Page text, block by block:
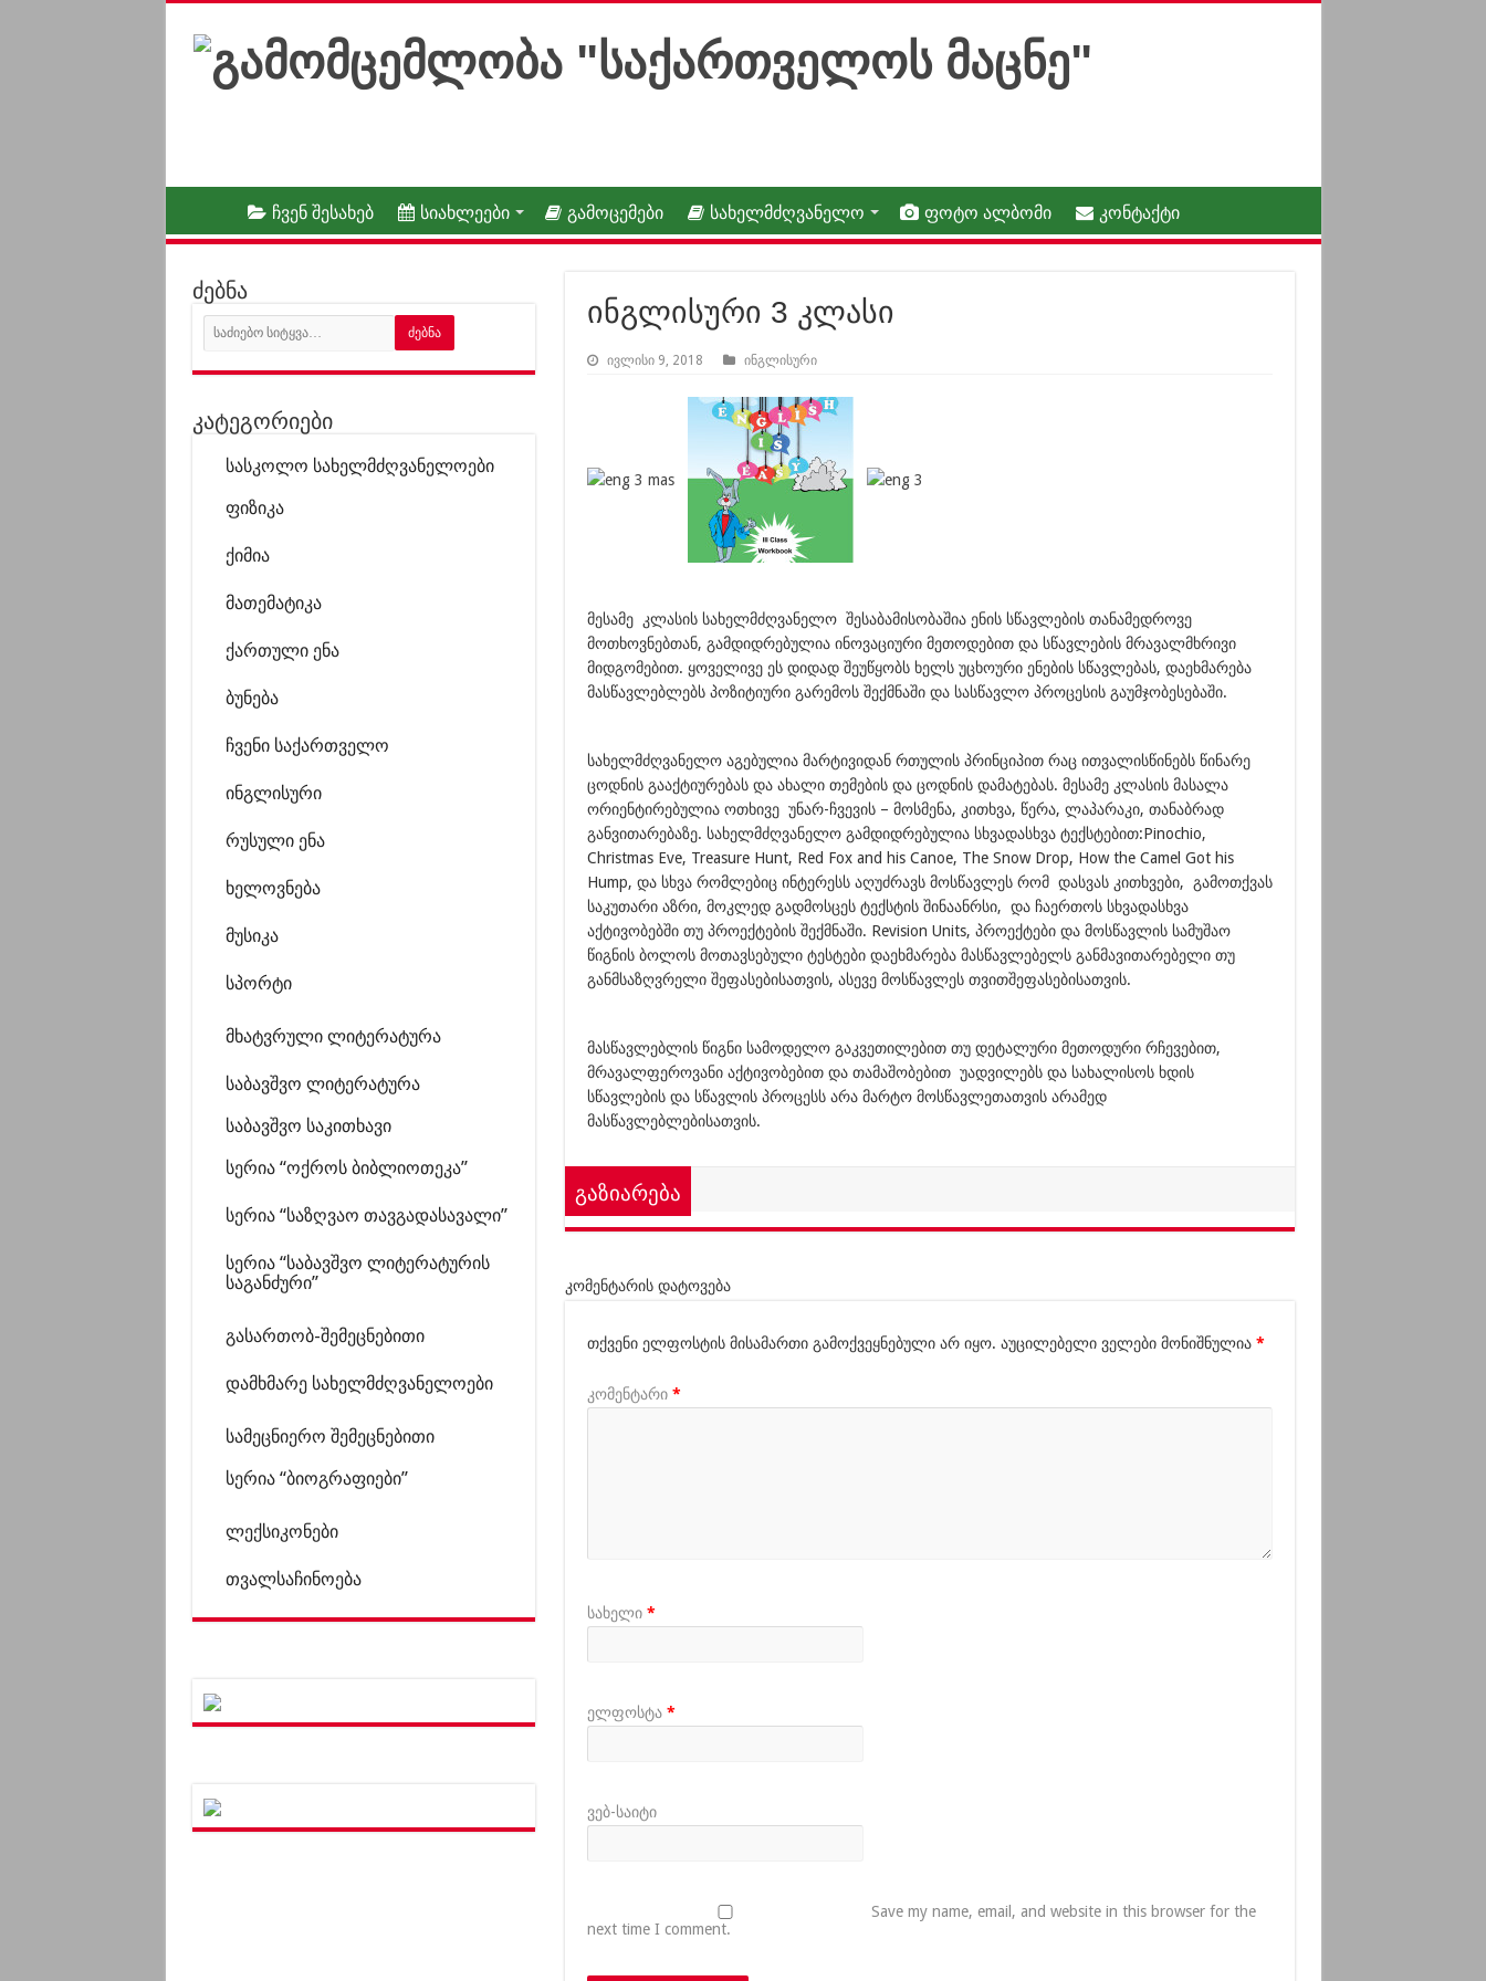
ჩვენ შესახებ სიახლეები გამოცემები სახელმძღვანელო ფოტო ალბომი კონტაქტი
ინგლისური 3 კლასი
ივლისი 9, 2018 ინგლისური
მესამე კლასის სახელმძღვანელო შესაბამისობაშია ენის სწავლების თანამედროვე
მოთხოვნებთან, გამდიდრებულია ინოვაციური მეთოდებით და სწავლების მრავალმხრივი
მიდგომებით. ყოველივე ეს დიდად შეუწყობს ხელს უცხოური ენების სწავლებას, დაეხმარება
მასწავლებლებს პოზიტიური გარემოს შექმნაში და სასწავლო პროცესის გაუმჯობესებაში.
სახელმძღვანელო აგებულია მარტივიდან რთულის პრინციპით რაც ითვალისწინებს წინარე
ცოდნის გააქტიურებას და ახალი თემების და ცოდნის დამატებას. მესამე კლასის მასალა
ორიენტირებულია ოთხივე უნარ-ჩვევის – მოსმენა, კითხვა, წერა, ლაპარაკი, თანაბრად
განვითარებაზე. სახელმძღვანელო გამდიდრებულია სხვადასხვა ტექსტებით:Pinochio,
Christmas Eve, Treasure Hunt, Red Fox and his Canoe, The Snow Drop, How the Camel Got his
Hump, და სხვა რომლებიც ინტერესს აღუძრავს მოსწავლეს რომ დასვას კითხვები, გამოთქვას
საკუთარი აზრი, მოკლედ გადმოსცეს ტექსტის შინაანრსი, და ჩაერთოს სხვადასხვა
აქტივობებში თუ პროექტების შექმნაში. Revision Units, პროექტები და მოსწავლის სამუშაო
წიგნის ბოლოს მოთავსებული ტესტები დაეხმარება მასწავლებელს განმავითარებელი თუ
განმსაზღვრელი შეფასებისათვის, ასევე მოსწავლეს თვითშეფასებისათვის.
მასწავლებლის წიგნი სამოდელო გაკვეთილებით თუ დეტალური მეთოდური რჩევებით,
მრავალფეროვანი აქტივობებით და თამაშობებით უადვილებს და სახალისოს ხდის
სწავლების და სწავლის პროცესს არა მარტო მოსწავლეთათვის არამედ
მასწავლებლებისათვის.
გაზიარება
კომენტარის დატოვება
თქვენი ელფოსტის მისამართი გამოქვეყნებული არ იყო. აუცილებელი ველები მონიშნულია *
კომენტარი *
სახელი *
ელფოსტა *
ვებ-საიტი
Save my name, email, and website in this browser for the
next time I comment.
ძებნა
კატეგორიები
სასკოლო სახელმძღვანელოები
ფიზიკა
ქიმია
მათემატიკა
ქართული ენა
ბუნება
ჩვენი საქართველო
ინგლისური
რუსული ენა
ხელოვნება
მუსიკა
სპორტი
მხატვრული ლიტერატურა
საბავშვო ლიტერატურა
საბავშვო საკითხავი
სერია “ოქროს ბიბლიოთეკა”
სერია “საზღვაო თავგადასავალი”
სერია “საბავშვო ლიტერატურის
საგანძური”
გასართობ-შემეცნებითი
დამხმარე სახელმძღვანელოები
სამეცნიერო შემეცნებითი
სერია “ბიოგრაფიები”
ლექსიკონები
თვალსაჩინოება